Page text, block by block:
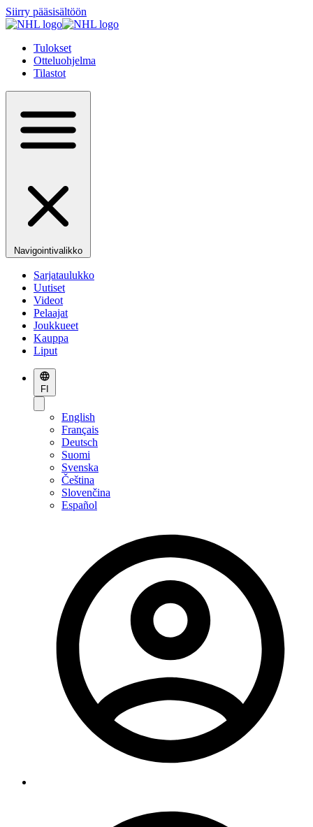
Siirry pääsisältöön
Tulokset
Otteluohjelma
Tilastot
Navigointivalikko
Sarjataulukko
Uutiset
Videot
Pelaajat
Joukkueet
Kauppa
Liput
FI
English
Français
Deutsch
Suomi
Svenska
Čeština
Slovenčina
Español